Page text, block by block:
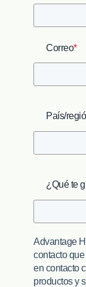
Correo*
País/
¿Qué te
Advantage
contacto
en contacto
productos y